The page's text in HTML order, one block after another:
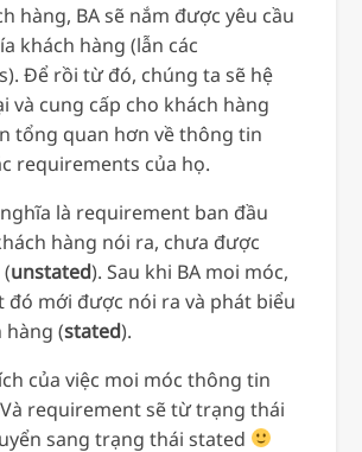
hàng, BA sẽ nắm được yêu cầu
khách hàng (lẫn các
Để rồi từ đó, chúng ta sẽ hệ
và cung cấp cho khách hàng
tổng quan hơn về thông tin
requirements của họ.
là requirement ban đầu
hàng nói ra, chưa được
unstated). Sau khi BA moi móc,
đó mới được nói ra và phát biểu
hàng (stated).
của việc moi móc thông tin
requirement sẽ từ trạng thái
sang trạng thái stated